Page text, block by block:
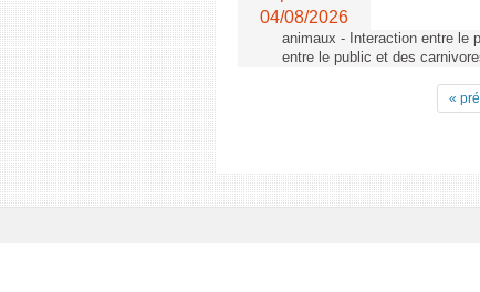
04/08/2026
animaux - Interaction entre le
entre le public et des
«